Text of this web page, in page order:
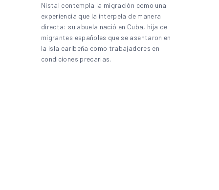
Nistal contempla la migración como una
experiencia que la interpela de manera
directa: su abuela nació en Cuba, hija de
migrantes españoles que se asentaron en
la isla caribeña como trabajadores en
condiciones precarias.